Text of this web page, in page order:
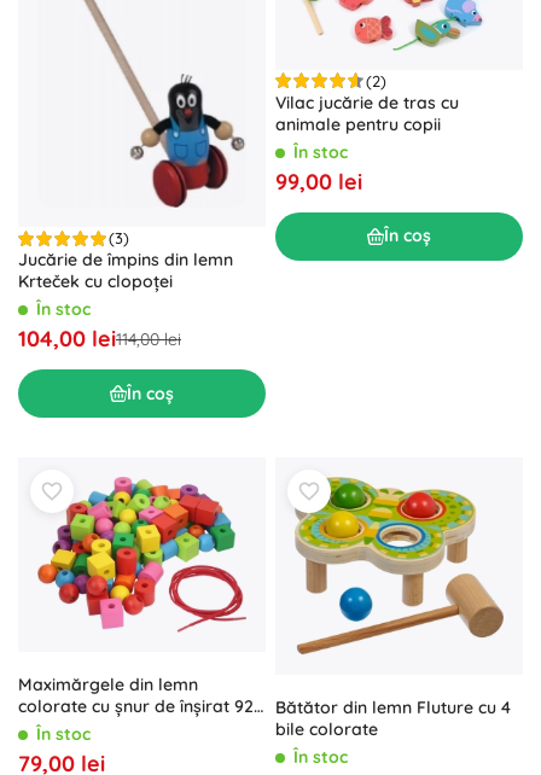
(3)
Jucărie de împins din lemn
Krteček cu clopoței
În stoc
104,00 lei114,00 lei
În coș
(2)
Vilac jucărie de tras cu
animale pentru copii
În stoc
99,00 lei
În coș
Maximărgele din lemn
colorate cu șnur de înșirat 92
bucÎn stoc
79,00 lei
Bătător din lemn Fluture cu 4
bile colorate
În stoc